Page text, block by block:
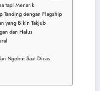
tapi Menarik
Tanding dengan Flagship
yang Bikin Takjub
dan Halus
Ngebut Saat Dicas